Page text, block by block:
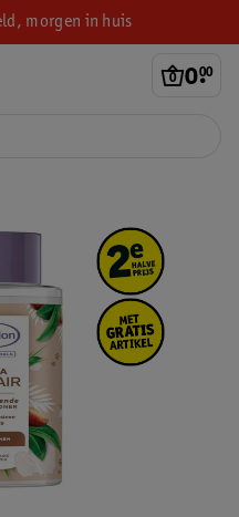
morgen in huis
0.
00